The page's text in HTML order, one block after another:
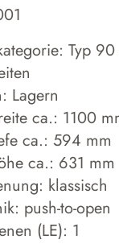
Typ
Lagern
ca.: 1100
ca.: 594 mm
ca.: 631 mm
klassisch
push-to-open
(LE): 1